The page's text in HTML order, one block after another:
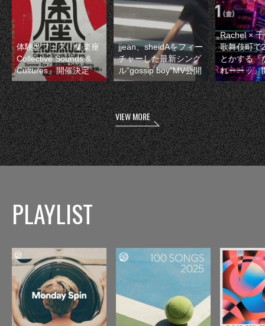
体験型フェス『集楽座
Collective Sounds &
Cultures』開催決定
jjean、sheidAをフィー
チャーした最新シング
ル“gossip boy”MV公開
Rachel ×
歌舞伎町で
とかする『
れーーッ』
VIEW MORE
PLAYLIST